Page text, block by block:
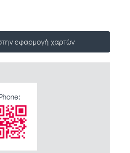
εφαρμογή χαρτών